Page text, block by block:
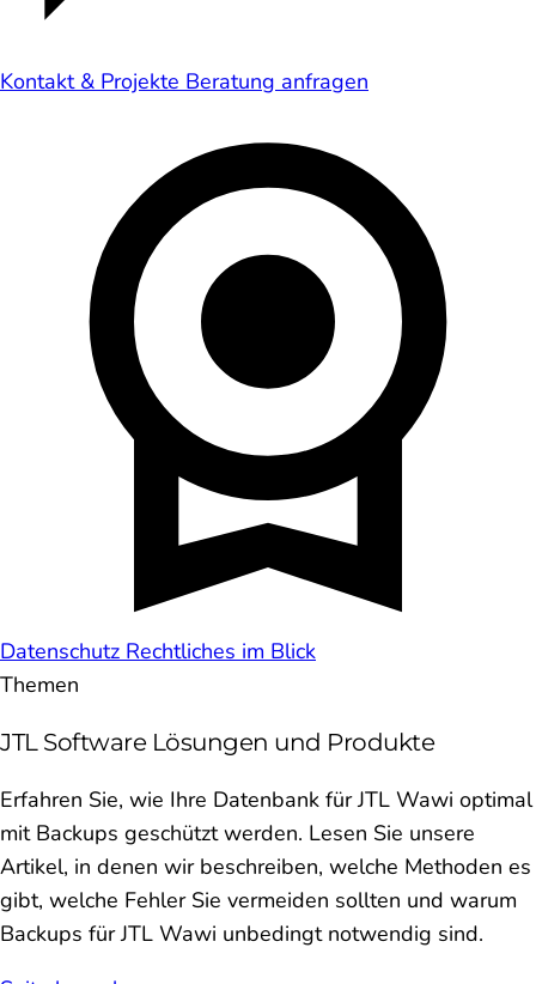
Kontakt & Projekte Beratung anfragen
Datenschutz Rechtliches im Blick
Themen
JTL Software Lösungen und Produkte
Erfahren Sie, wie Ihre Datenbank für JTL Wawi optimal
mit Backups geschützt werden. Lesen Sie unsere
Artikel, in denen wir beschreiben, welche Methoden es
gibt, welche Fehler Sie vermeiden sollten und warum
Backups für JTL Wawi unbedingt notwendig sind.